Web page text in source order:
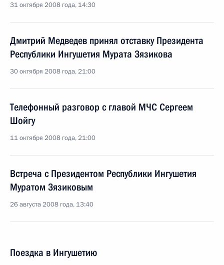
31 октября 2008 года, 14:30
Дмитрий Медведев принял отставку Президента
Республики Ингушетия Мурата Зязикова
30 октября 2008 года, 21:00
Телефонный разговор с главой МЧС Сергеем
Шойгу
11 октября 2008 года, 21:00
Встреча с Президентом Республики Ингушетия
Муратом Зязиковым
26 августа 2008 года, 13:40
Поездка в Ингушетию